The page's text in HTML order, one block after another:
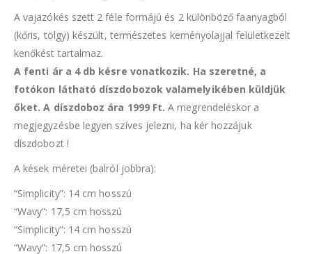
A vajazókés szett 2 féle formájú és 2 különböző faanyagból
(kőris, tölgy) készült, természetes keményolajjal felületkezelt
kenőkést tartalmaz.
A fenti ár a 4 db késre vonatkozik. Ha szeretné, a
fotókon látható díszdobozok valamelyikében küldjük
őket. A díszdoboz ára 1999 Ft. A megrendeléskor a
megjegyzésbe legyen szíves jelezni, ha kér hozzájuk
díszdobozt !
A kések méretei (balról jobbra):
“Simplicity”: 14 cm hosszú
“Wavy”: 17,5 cm hosszú
“Simplicity”: 14 cm hosszú
“Wavy”: 17,5 cm hosszú